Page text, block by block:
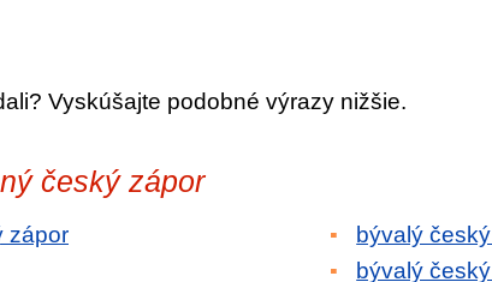
Vyskúšajte podobné výrazy nižšie.
český zápor
zápor
bývalý
bývalý